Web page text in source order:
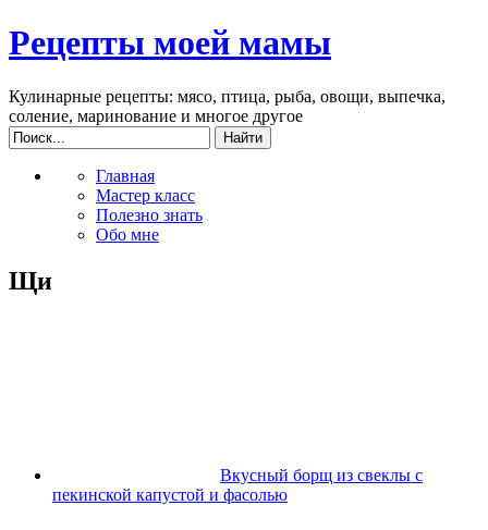
Рецепты моей мамы
Кулинарные рецепты: мясо, птица, рыба, овощи, выпечка,
соление, маринование и многое другое
Главная
Мастер класс
Полезно знать
Обо мне
Щи
Вкусный борщ из свеклы с
пекинской капустой и фасолью